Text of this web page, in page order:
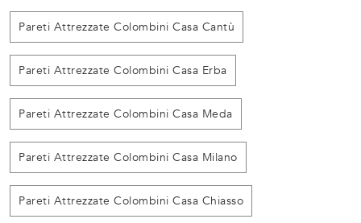
Pareti Attrezzate Colombini Casa Cantù
Pareti Attrezzate Colombini Casa Erba
Pareti Attrezzate Colombini Casa Meda
Pareti Attrezzate Colombini Casa Milano
Pareti Attrezzate Colombini Casa Chiasso